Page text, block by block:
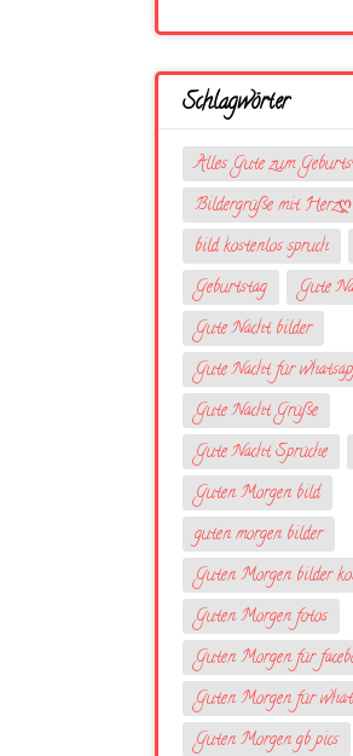
Schlagwörter
Alles Gute zum
Bildergrüße mit Herzღ
bild kostenlos spruch
Geburtstag
Gute
Gute Nacht bilder
Gute Nacht für
Gute Nacht Grüße
Gute Nacht Sprüche
Guten Morgen bild
guten morgen bilder
Guten Morgen bilder
Guten Morgen fotos
Guten Morgen für
Guten Morgen für
Guten Morgen gb pics